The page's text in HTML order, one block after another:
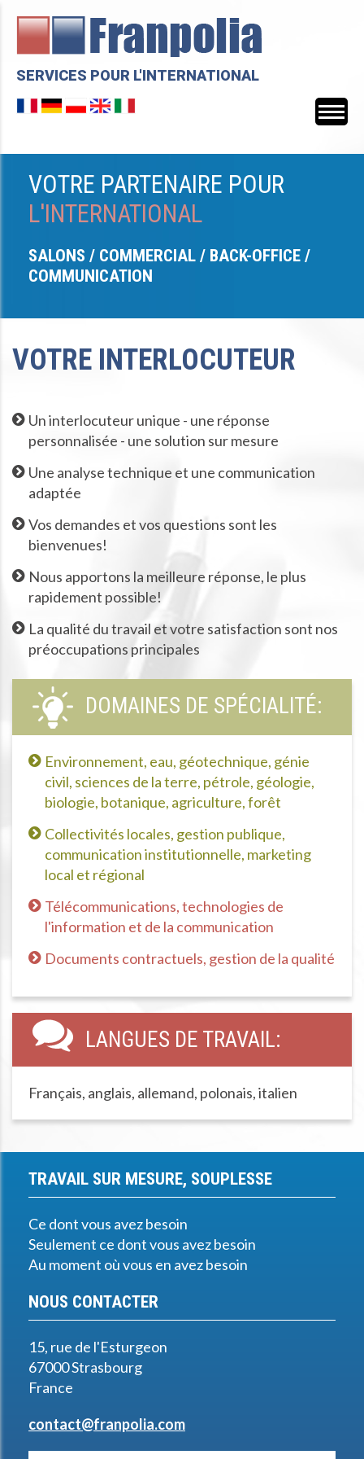
SERVICES POUR L'INTERNATIONAL
VOTRE PARTENAIRE POUR
L'INTERNATIONAL
SALONS / COMMERCIAL / BACK-OFFICE /
COMMUNICATION
VOTRE INTERLOCUTEUR
Un interlocuteur unique - une réponse
personnalisée - une solution sur mesure
Une analyse technique et une communication
adaptée
Vos demandes et vos questions sont les
bienvenues!
Nous apportons la meilleure réponse, le plus
rapidement possible!
La qualité du travail et votre satisfaction sont nos
préoccupations principales
DOMAINES DE SPÉCIALITÉ:
Environnement, eau, géotechnique, génie
civil, sciences de la terre, pétrole, géologie,
biologie, botanique, agriculture, forêt
Collectivités locales, gestion publique,
communication institutionnelle, marketing
local et régional
Télécommunications, technologies de
l'information et de la communication
Documents contractuels, gestion de la qualité
LANGUES DE TRAVAIL:
Français, anglais, allemand, polonais, italien
TRAVAIL SUR MESURE, SOUPLESSE
Ce dont vous avez besoin
Seulement ce dont vous avez besoin
Au moment où vous en avez besoin
NOUS CONTACTER
15, rue de l'Esturgeon
67000 Strasbourg
France
contact@franpolia.com